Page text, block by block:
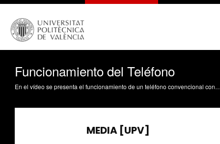
Funcionamiento del Teléfono
En el vídeo se presenta el funcionamiento de un teléfono convencional con todas sus partes. Boronat Segui, F.